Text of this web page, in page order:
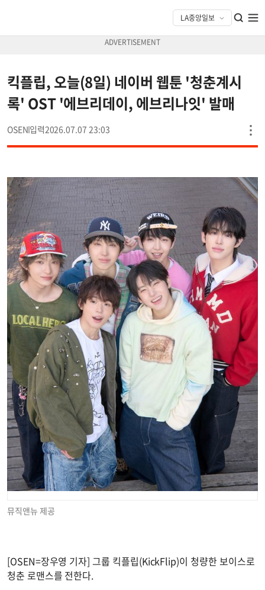
킥플립, 오늘(8일) 네이버 웹툰 '청춘계시
록' OST '에브리데이, 에브리나잇' 발매
OSEN 2026.07.07 23:03
뮤직앤뉴 제공
[OSEN=장우영 기자] 그룹 킥플립(KickFlip)이 청량한 보이스로
청춘 로맨스를 전한다.